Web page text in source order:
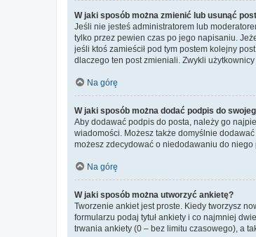
W jaki sposób można zmienić lub usunąć
Jeśli nie jesteś administratorem lub
tylko przez pewien czas po jego napisaniu.
jeśli ktoś zamieścił pod tym postem kolejny
dlaczego ten post zmieniali. Zwykli
Na górę
W jaki sposób można dodać podpis do
Aby dodawać podpis do posta, należy go
wiadomości. Możesz także domyślnie
możesz zdecydować o niedodawaniu do
Na górę
W jaki sposób można utworzyć ankietę?
Tworzenie ankiet jest proste. Kiedy tworzysz
formularzu podaj tytuł ankiety i co najmniej
trwania ankiety (0 – bez limitu czasowego), a